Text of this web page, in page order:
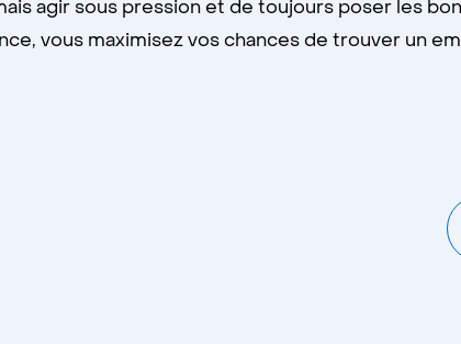
agir sous pression et de toujours poser les
vous maximisez vos chances de trouver un